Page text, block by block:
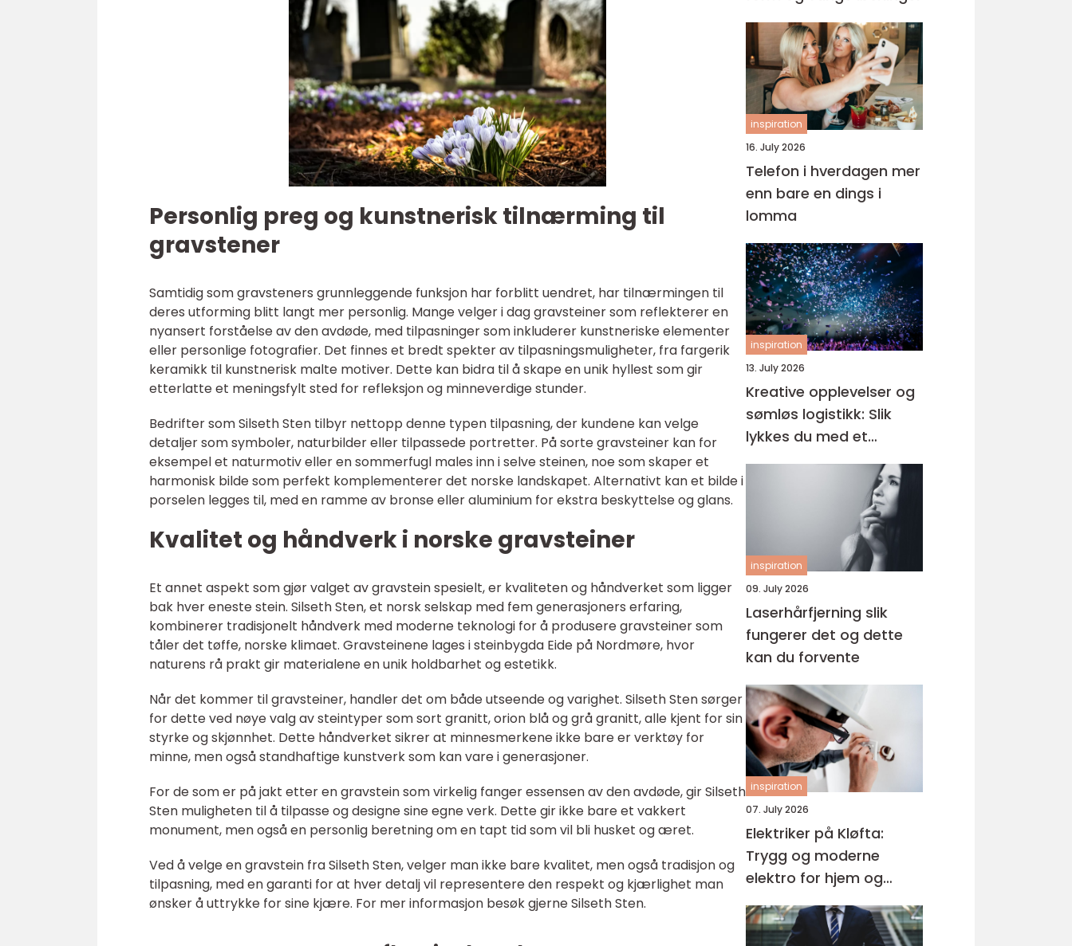
Personlig preg og kunstnerisk tilnærming til
gravstener
Samtidig som gravsteners grunnleggende funksjon har forblitt uendret, har tilnærmingen til
deres utforming blitt langt mer personlig. Mange velger i dag gravsteiner som reflekterer en
nyansert forståelse av den avdøde, med tilpasninger som inkluderer kunstneriske elementer
eller personlige fotografier. Det finnes et bredt spekter av tilpasningsmuligheter, fra fargerik
keramikk til kunstnerisk malte motiver. Dette kan bidra til å skape en unik hyllest som gir
etterlatte et meningsfylt sted for refleksjon og minneverdige stunder.
Bedrifter som Silseth Sten tilbyr nettopp denne typen tilpasning, der kundene kan velge
detaljer som symboler, naturbilder eller tilpassede portretter. På sorte gravsteiner kan for
eksempel et naturmotiv eller en sommerfugl males inn i selve steinen, noe som skaper et
harmonisk bilde som perfekt komplementerer det norske landskapet. Alternativt kan et bilde i
porselen legges til, med en ramme av bronse eller aluminium for ekstra beskyttelse og glans.
Kvalitet og håndverk i norske gravsteiner
Et annet aspekt som gjør valget av gravstein spesielt, er kvaliteten og håndverket som ligger
bak hver eneste stein. Silseth Sten, et norsk selskap med fem generasjoners erfaring,
kombinerer tradisjonelt håndverk med moderne teknologi for å produsere gravsteiner som
tåler det tøffe, norske klimaet. Gravsteinene lages i steinbygda Eide på Nordmøre, hvor
naturens rå prakt gir materialene en unik holdbarhet og estetikk.
Når det kommer til gravsteiner, handler det om både utseende og varighet. Silseth Sten sørger
for dette ved nøye valg av steintyper som sort granitt, orion blå og grå granitt, alle kjent for sin
styrke og skjønnhet. Dette håndverket sikrer at minnesmerkene ikke bare er verktøy for
minne, men også standhaftige kunstverk som kan vare i generasjoner.
For de som er på jakt etter en gravstein som virkelig fanger essensen av den avdøde, gir Silseth
Sten muligheten til å tilpasse og designe sine egne verk. Dette gir ikke bare et vakkert
monument, men også en personlig beretning om en tapt tid som vil bli husket og æret.
Ved å velge en gravstein fra Silseth Sten, velger man ikke bare kvalitet, men også tradisjon og
tilpasning, med en garanti for at hver detalj vil representere den respekt og kjærlighet man
ønsker å uttrykke for sine kjære. For mer informasjon besøk gjerne Silseth Sten.
inspiration
16. July 2026
Telefon i hverdagen mer
enn bare en dings i
lomma
inspiration
13. July 2026
Kreative opplevelser og
sømløs logistikk: Slik
lykkes du med et
eventbyrå i Oslo
inspiration
09. July 2026
Laserhårfjerning slik
fungerer det og dette
kan du forvente
inspiration
07. July 2026
Elektriker på Kløfta:
Trygg og moderne
elektro for hjem og
bedrift